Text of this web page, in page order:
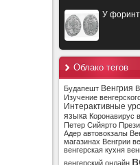
У
Облако тегов
Будапешт Венгрия
Изучение
Интерактивные
языка Коронавирус
Петер Сийярто
Адер автовокзалы
магазинах Венгрии
венгерская кухня
венгерский онлайн